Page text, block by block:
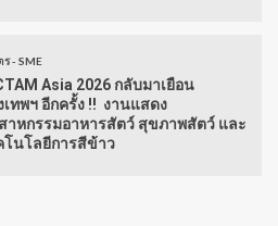
ร - SME
Asia 2026 กลับมาเยือน
เทพฯ อีกครั้ง !! งานแสดง
าหกรรมอาหารสัตว์ สุขภาพสัตว์ และ
โนโลยีการสีข้าว